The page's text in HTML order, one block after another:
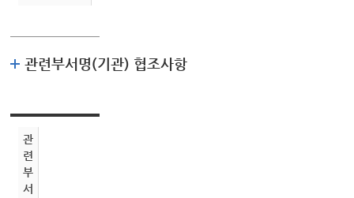
관련부서명(기관) 협조사항
관
련
부
서